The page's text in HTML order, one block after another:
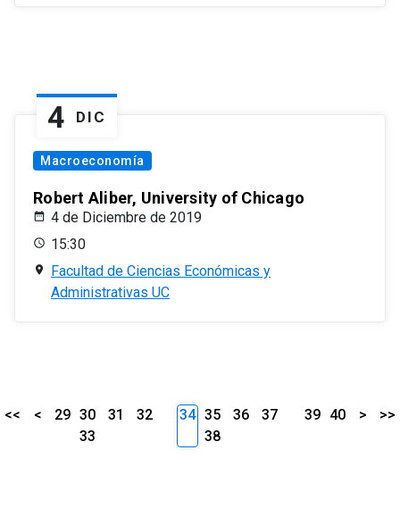
4 DIC
Macroeconomía
Robert Aliber, University of Chicago
4 de Diciembre de 2019
15:30
Facultad de Ciencias Económicas y
Administrativas UC
<< < 29 30 31
32
33
34 35 36
37
38
39 40 > >>